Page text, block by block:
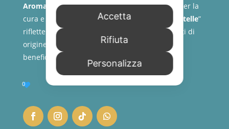
Aromas Naturalespropone prodotti naturali per la
cura e il benessere. La linea “I Prodotti delle Stelle”
riflette la stessa filosofia: ingredienti selezionati di
origine naturale per offrire formule delicate e
benefiche.
0
Accetta
Rifiuta
Personalizza